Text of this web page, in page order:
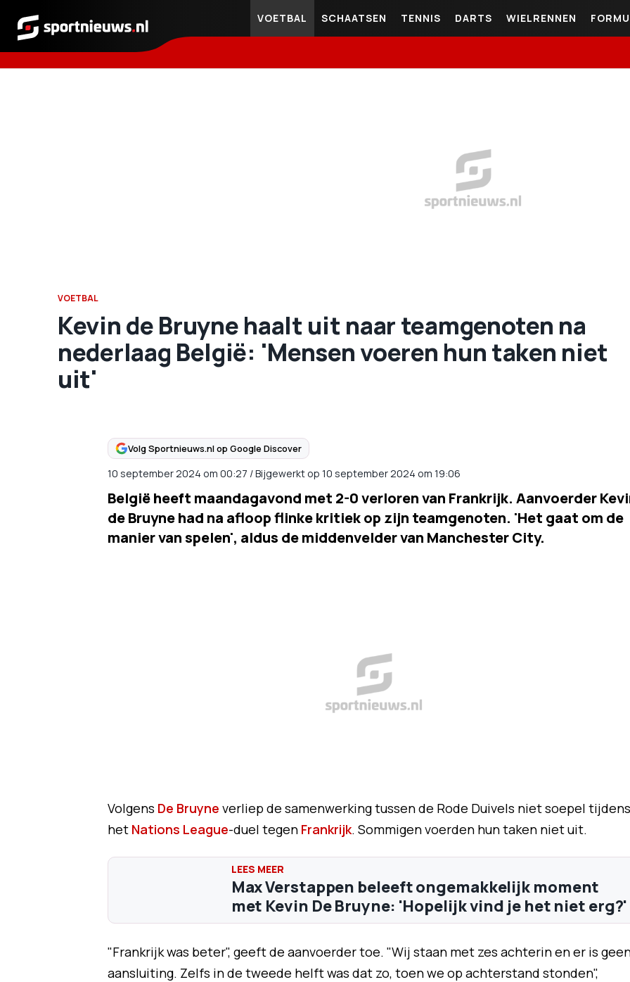
Sportnieuws.nl
VOETBAL SCHAATSEN TENNIS DARTS WIELRENNEN
VOETBAL
Kevin de Bruyne haalt uit naar teamgenoten na
nederlaag België: 'Mensen voeren hun taken niet
uit'
Volg Sportnieuws.nl op Google Discover
10 september 2024 om 00:27 /Bijgewerkt op 10 september 2024 om 19:06
België heeft maandagavond met 2-0 verloren van Frankrijk. Aanvoerder
de Bruyne had na afloop flinke kritiek op zijn teamgenoten. 'Het gaat om de
manier van spelen', aldus de middenvelder van Manchester City.
Volgens De Bruyne verliep de samenwerking tussen de Rode Duivels niet soepel tijdens
het Nations League-duel tegen Frankrijk. Sommigen voerden hun taken niet uit.
Max Verstappen beleeft ongemakkelijk moment
met Kevin De Bruyne: 'Hopelijk vind je het niet erg?'
"Frankrijk was beter", geeft de aanvoerder toe. "Wij staan met zes achterin en er is
aansluiting. Zelfs in de tweede helft was dat zo, toen we op achterstand stonden",